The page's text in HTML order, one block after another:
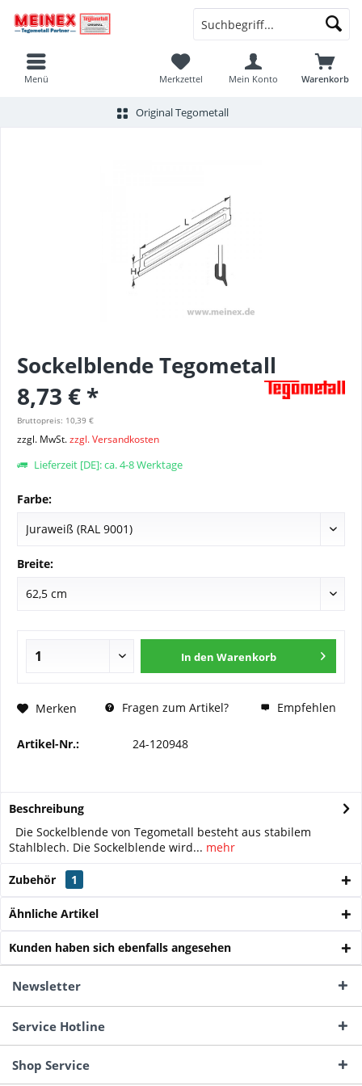
Menü Warenkorb
Merkzettel Mein Konto
Original Tegometall
Sockelblende Tegometall
8,73 € *
Bruttopreis: 10,39 €
zzgl. MwSt.zzgl. Versandkosten
Lieferzeit [DE]: ca. 4-8 Werktage
Farbe:
Breite:
In den Warenkorb
Merken Fragen zum Artikel? Empfehlen
Artikel-Nr.: 24-120948
Beschreibung
Die Sockelblende von Tegometall besteht aus stabilem
Stahlblech. Die Sockelblende wird... mehr
Zubehör 1
Ähnliche Artikel
Kunden haben sich ebenfalls angesehen
Newsletter
Service Hotline
Shop Service